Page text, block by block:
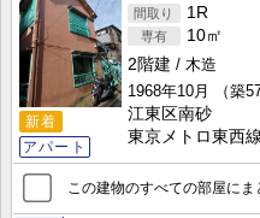
新着
アパート
1R
10㎡
2階建
木造
1968年10月
（築
江東区南砂
東京メトロ東西
この建物のすべての部屋にま